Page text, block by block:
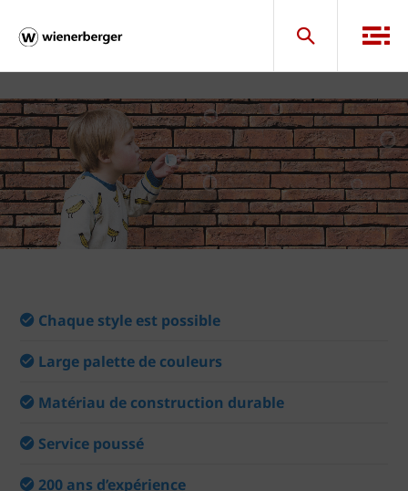
Chaque style est possible
Large palette de couleurs
Matériau de construction durable
Service poussé
200 ans d’expérience